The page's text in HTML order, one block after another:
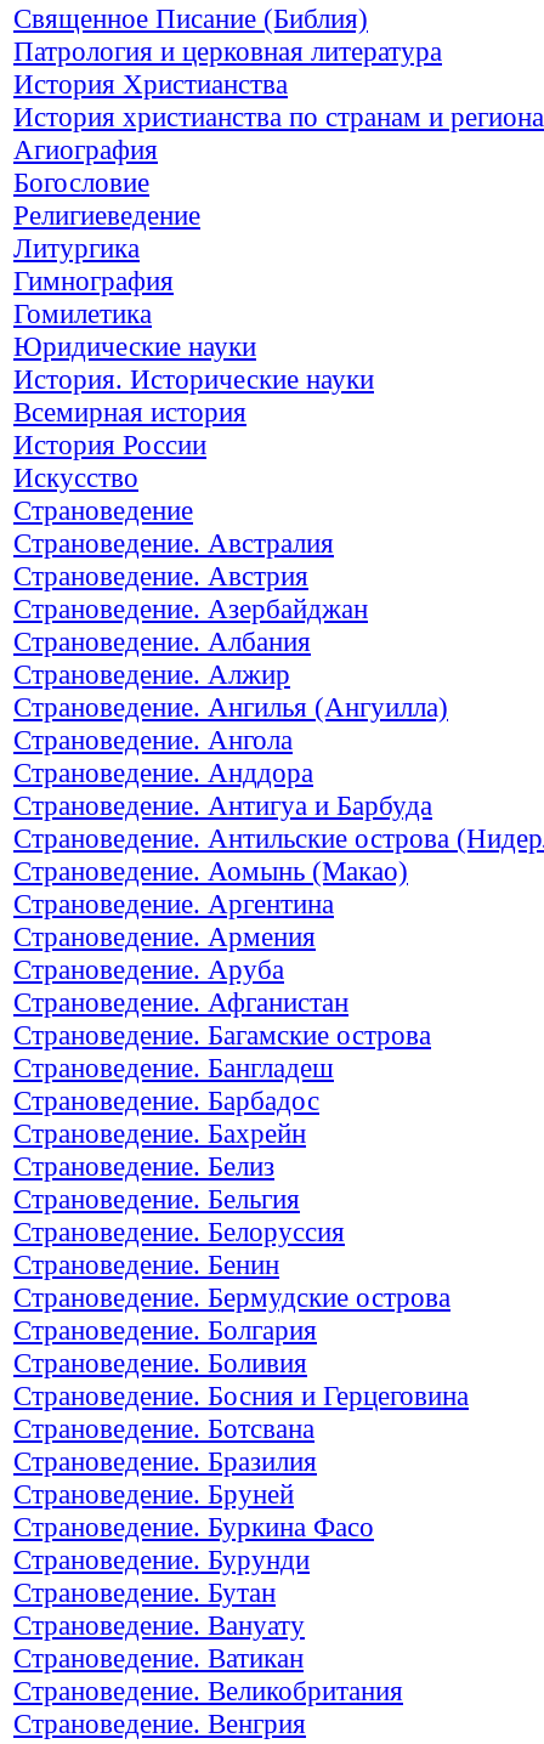
Священное Писание (Библия)
Патрология и церковная литература
История Христианства
История христианства по странам и
Агиография
Богословие
Религиеведение
Литургика
Гимнография
Гомилетика
Юридические науки
История. Исторические науки
Всемирная история
История России
Искусство
Страноведение
Страноведение. Австралия
Страноведение. Австрия
Страноведение. Азербайджан
Страноведение. Албания
Страноведение. Алжир
Страноведение. Ангилья (Ангуилла)
Страноведение. Ангола
Страноведение. Анддора
Страноведение. Антигуа и Барбуда
Страноведение. Антильские острова
Страноведение. Аомынь (Макао)
Страноведение. Аргентина
Страноведение. Армения
Страноведение. Аруба
Страноведение. Афганистан
Страноведение. Багамские острова
Страноведение. Бангладеш
Страноведение. Барбадос
Страноведение. Бахрейн
Страноведение. Белиз
Страноведение. Бельгия
Страноведение. Белоруссия
Страноведение. Бенин
Страноведение. Бермудские острова
Страноведение. Болгария
Страноведение. Боливия
Страноведение. Босния и Герцеговина
Страноведение. Ботсвана
Страноведение. Бразилия
Страноведение. Бруней
Страноведение. Буркина Фасо
Страноведение. Бурунди
Страноведение. Бутан
Страноведение. Вануату
Страноведение. Ватикан
Страноведение. Великобритания
Страноведение. Венгрия